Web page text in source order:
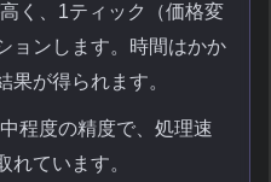
く、1ティック（価格変
ョンします。時間はかか
果が得られます。
中程度の精度で、処理速
れています。